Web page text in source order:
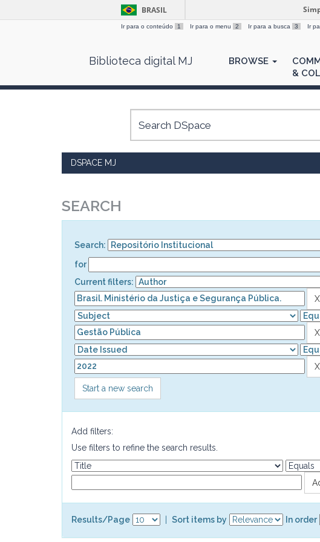
BRASIL
Ir para o conteúdo 1 Ir para o menu 2 Ir para a busca 3 Ir
Biblioteca digital MJ BROWSE
&
DSPACE MJ
SEARCH
Search:
for
Current filters:
Start a new search
Add filters:
Use filters to refine the search results.
Results/Page Sort items by In order